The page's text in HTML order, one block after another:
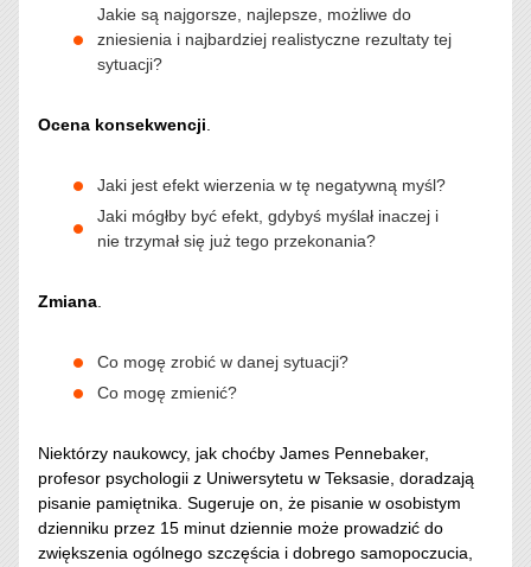
Jakie są najgorsze, najlepsze, możliwe do
zniesienia i najbardziej realistyczne rezultaty tej
sytuacji?
Ocena konsekwencji.
Jaki jest efekt wierzenia w tę negatywną myśl?
Jaki mógłby być efekt, gdybyś myślał inaczej i
nie trzymał się już tego przekonania?
Zmiana.
Co mogę zrobić w danej sytuacji?
Co mogę zmienić?
Niektórzy naukowcy, jak choćby James Pennebaker,
profesor psychologii z Uniwersytetu w Teksasie, doradzają
pisanie pamiętnika. Sugeruje on, że pisanie w osobistym
dzienniku przez 15 minut dziennie może prowadzić do
zwiększenia ogólnego szczęścia i dobrego samopoczucia,